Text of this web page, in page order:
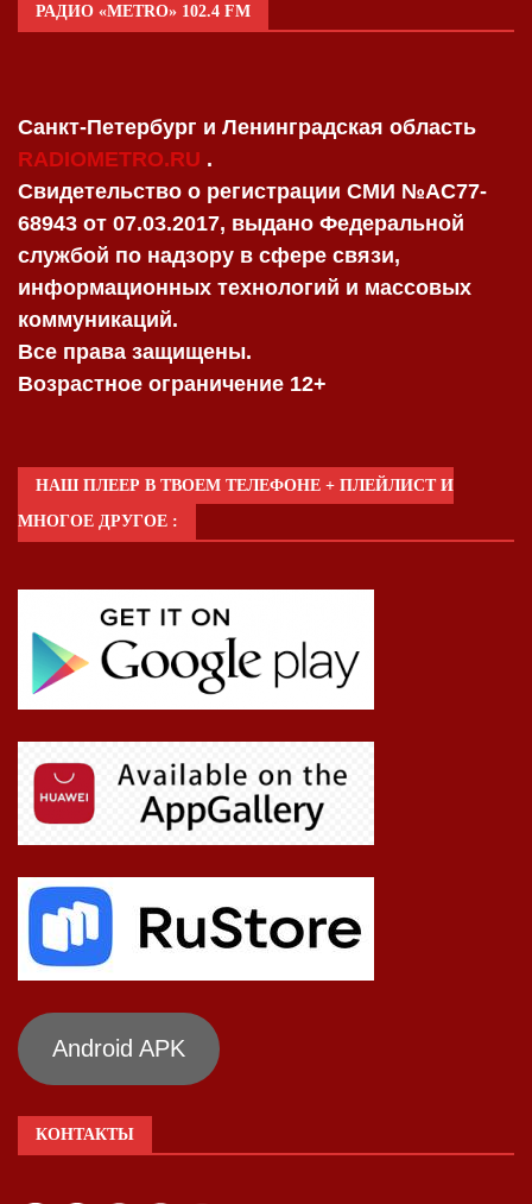
РАДИО «METRO» 102.4 FM
Санкт-Петербург и Ленинградская область
RADIOMETRO.RU .
Свидетельство о регистрации СМИ №AC77-
68943 от 07.03.2017, выдано Федеральной
службой по надзору в сфере связи,
информационных технологий и массовых
коммуникаций.
Все права защищены.
Возрастное ограничение 12+
НАШ ПЛЕЕР В ТВОЕМ ТЕЛЕФОНЕ + ПЛЕЙЛИСТ И
МНОГОЕ ДРУГОЕ :
Android APK
КОНТАКТЫ